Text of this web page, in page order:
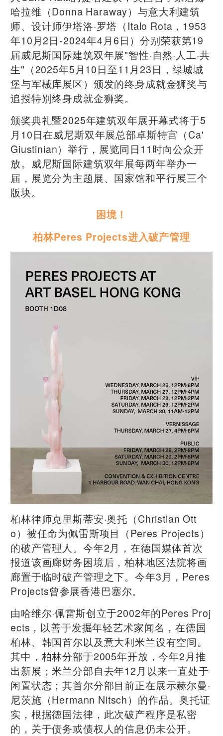
哈拉维（Donna Haraway）与意大利建筑
师、设计师伊塔洛·罗塔（Italo Rota，1953
年10月2日-2024年4月6日）分别荣获第19
届威尼斯国际建筑双年展"智性·自然·人工·共
生"（2025年5月10日至11月23日，绿城城
堡与军械库展区）颁发的终身成就金狮奖与
追授特别终身成就金狮奖。
颁奖典礼暨2025年建筑双年展开幕式将于5
月10日在威尼斯双年展总部卓斯特宫（Ca'
Giustinian）举行，展览同日11时向公众开
放。威尼斯国际建筑双年展每两年举办一
届，展览分为主题展、国家馆和平行展三个
版块。
困境！
柏林Peres Projects进入破产管理
柏林律师克里斯蒂安·奥托（Christian Ott
o）被任命为佩雷斯项目（Peres Projects）
的破产管理人。今年2月，在德国媒体首次
报道该画廊财务困境后，柏林地区法院将画
廊置于临时破产管理之下。今年3月， Peres
Projects曾参展香港巴塞尔。
由哈维尔·佩雷斯创立于2002年的Peres Proj
ects，以善于发掘年轻艺术家闻名，在德国
柏林、韩国首尔以及意大利米兰设有空间。
其中，柏林分部于2005年开放，今年2月推
出新展；米兰分部自去年12月以来一直处于
闲置状态；其首尔分部目前正在展示赫尔曼·
尼茨施（Hermann Nitsch）的作品。奥托证
实，根据德国法律，此次破产程序是私密
的，关于债务或债权人的信息仍未公开。